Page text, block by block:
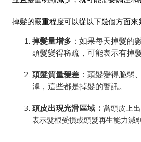
掉髮的嚴重程度可以從以下幾個方面來
掉髮量增多 ：如果每天掉髮的
頭髮變得稀疏，可能表示有掉髮
頭髮質量變差 ：頭髮變得脆弱
澤，這些都是掉髮的警訊。
頭皮出現光滑區域： 當頭皮上
表示髮根受損或頭髮再生能力減弱